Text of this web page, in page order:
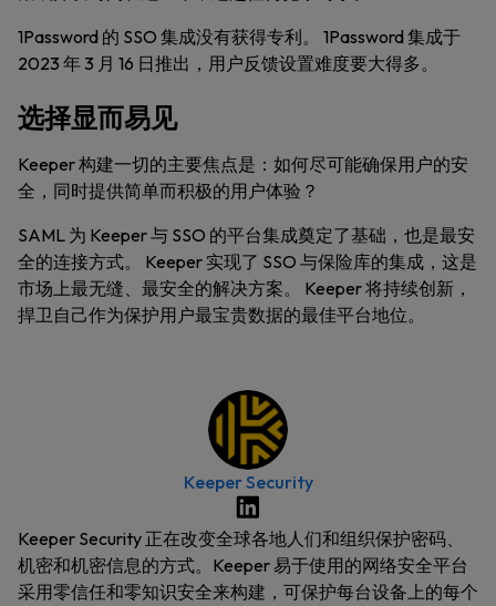
1Password 的 SSO 集成没有获得专利。 1Password 集成于
2023 年 3 月 16 日推出，用户反馈设置难度要大得多。
选择显而易见
Keeper 构建一切的主要焦点是：如何尽可能确保用户的安
全，同时提供简单而积极的用户体验？
SAML 为 Keeper 与 SSO 的平台集成奠定了基础，也是最安
全的连接方式。 Keeper 实现了 SSO 与保险库的集成，这是
市场上最无缝、最安全的解决方案。 Keeper 将持续创新，
捍卫自己作为保护用户最宝贵数据的最佳平台地位。
Keeper Security
Keeper Security 正在改变全球各地人们和组织保护密码、
机密和机密信息的方式。Keeper 易于使用的网络安全平台
采用零信任和零知识安全来构建，可保护每台设备上的每个